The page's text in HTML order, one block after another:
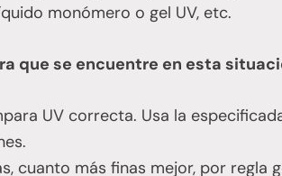
monómero o gel UV, etc.
que se encuentre en esta
UV correcta. Usa la
cuanto más finas mejor, por regla